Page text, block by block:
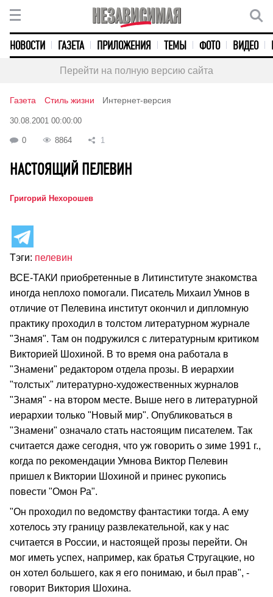
НОВОСТИ ГАЗЕТА ПРИЛОЖЕНИЯ ТЕМЫ ФОТО ВИДЕО
Перейти на полную версию сайта
Газета Стиль жизни Интернет-версия
30.08.2001 00:00:00
0 8864 1
НАСТОЯЩИЙ ПЕЛЕВИН
Григорий Нехорошев
Тэги: пелевин
ВСЕ-ТАКИ приобретенные в Литинституте знакомства
иногда неплохо помогали. Писатель Михаил Умнов в
отличие от Пелевина институт окончил и дипломную
практику проходил в толстом литературном журнале
"Знамя". Там он подружился с литературным критиком
Викторией Шохиной. В то время она работала в
"Знамени" редактором отдела прозы. В иерархии
"толстых" литературно-художественных журналов
"Знамя" - на втором месте. Выше него в литературной
иерархии только "Новый мир". Опубликоваться в
"Знамени" означало стать настоящим писателем. Так
считается даже сегодня, что уж говорить о зиме 1991 г.,
когда по рекомендации Умнова Виктор Пелевин
пришел к Виктории Шохиной и принес рукопись
повести "Омон Ра".
"Он проходил по ведомству фантастики тогда. А ему
хотелось эту границу развлекательной, как у нас
считается в России, и настоящей прозы перейти. Он
мог иметь успех, например, как братья Стругацкие, но
он хотел большего, как я его понимаю, и был прав", -
говорит Виктория Шохина.